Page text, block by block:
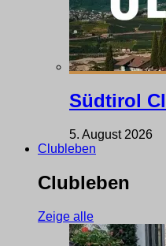
Südtirol
5. August 2026
Clubleben
Clubleben
Zeige alle